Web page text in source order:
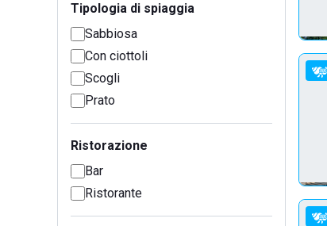
Tipologia di spiaggia
Sabbiosa
Con ciottoli
Scogli
Prato
Ristorazione
Bar
Ristorante